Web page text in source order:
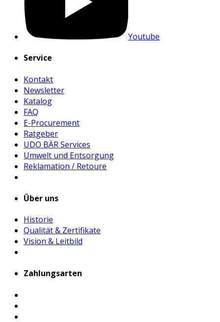
Youtube
Service
Kontakt
Newsletter
Katalog
FAQ
E-Procurement
Ratgeber
UDO BÄR Services
Umwelt und Entsorgung
Reklamation / Retoure
Über uns
Historie
Qualität & Zertifikate
Vision & Leitbild
Zahlungsarten